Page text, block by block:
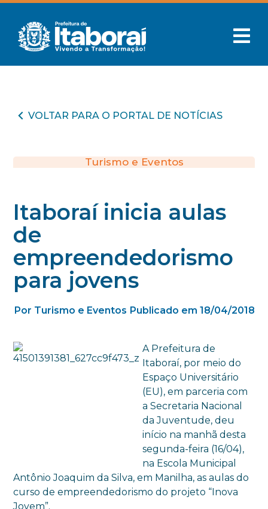
VOLTAR PARA O PORTAL DE NOTÍCIAS
Turismo e Eventos
Itaboraí inicia aulas
de
empreendedorismo
para jovens
Por Turismo e Eventos Publicado em 18/04/2018
A Prefeitura de
Itaboraí, por meio do
Espaço Universitário
(EU), em parceria com
a Secretaria Nacional
da Juventude, deu
início na manhã desta
segunda-feira (16/04),
na Escola Municipal
Antônio Joaquim da Silva, em Manilha, as aulas do
curso de empreendedorismo do projeto “Inova
Jovem”.